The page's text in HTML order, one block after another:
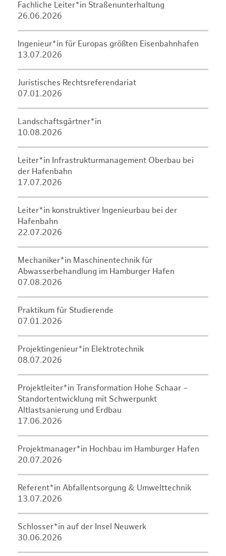
Fachliche Leiter*in Straßenunterhaltung
26.06.2026
Ingenieur*in für Europas größten Eisenbahnhafen
13.07.2026
Juristisches Rechtsreferendariat
07.01.2026
Landschaftsgärtner*in
10.08.2026
Leiter*in Infrastrukturmanagement Oberbau bei
der Hafenbahn
17.07.2026
Leiter*in konstruktiver Ingenieurbau bei der
Hafenbahn
22.07.2026
Mechaniker*in Maschinentechnik für
Abwasserbehandlung im Hamburger Hafen
07.08.2026
Praktikum für Studierende
07.01.2026
Projektingenieur*in Elektrotechnik
08.07.2026
Projektleiter*in Transformation Hohe Schaar –
Standortentwicklung mit Schwerpunkt
Altlastsanierung und Erdbau
17.06.2026
Projektmanager*in Hochbau im Hamburger Hafen
20.07.2026
Referent*in Abfallentsorgung & Umwelttechnik
13.07.2026
Schlosser*in auf der Insel Neuwerk
30.06.2026